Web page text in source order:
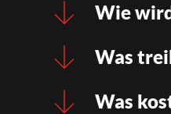
Wie
Was
Was